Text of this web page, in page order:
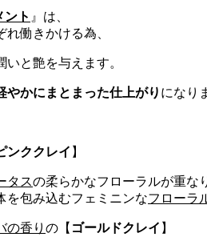
ト 』は、
働きかける為、
と艶を与えます。
やかにまとまった仕上がり にな
ンククレイ 】
タスの柔らかなフローラルが重な
を包み込むフェミニンなフローラ
の香り の【 ゴールドクレイ 】